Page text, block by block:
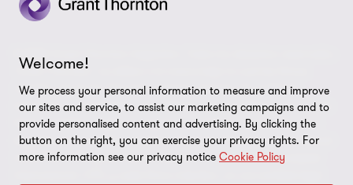
© 2026 Grant Thornton Argentina. Todos los derechos reservados.
'Grant Thornton' se refiere a la marca bajo la cual las firmas
miembro de Grant Thornton prestan servicios de auditoría,
impuestos y consultoría a sus clientes, y/o se refiere a una o más
firmas miembro, según lo requiera el contexto. Grant Thornton
Argentina es una firma miembro de Grant Thornton International
Ltd (GTIL). GTIL y las firmas miembro no forman una sociedad
Welcome!
We process your personal information to measure and improve
our sites and service, to assist our marketing campaigns and to
provide personalised content and advertising. By clicking the
button on the right, you can exercise your privacy rights. For
more information see our privacy notice Cookie Policy